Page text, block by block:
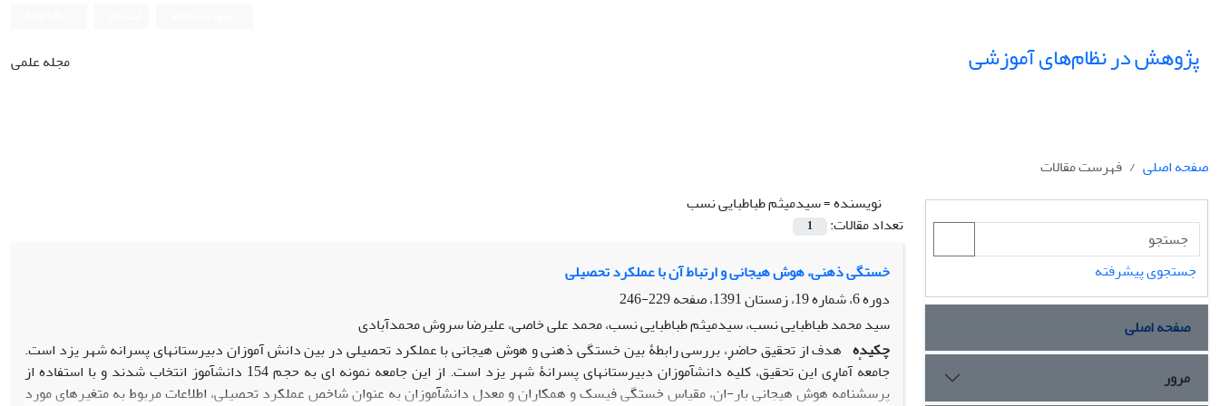
پژوهش در نظام‌های آموزشی مجله علمی
صفحه اصلی
فهرست مقالات
نویسنده =سیدمیثم طباطبایی نسب
تعداد مقالات:
1
خستگی ذهنی، هوش هیجانی و ارتباط آن با عملکرد تحصیلی
دوره 6، شماره 19، زمستان 1391، صفحه
229-246
سید محمد طباطبایی نسب، سیدمیثم طباطبایی نسب، محمد علی خاصی، علیرضا سروش محمدآبادی
چکیده هدف از تحقیق حاضر، بررسی رابطۀ بین خستگی ذهنی و هوش هیجانی با عملکرد تحصیلی در بین دانش ­آموزان دبیرستان­های پسرانه شهر یزد است.
جامعهٔ آماری این تحقیق، کلیهٔ دانش­آموزان دبیرستان­های پسرانۀ شهر یزد است. از این جامعه نمونه ای به حجم 154 دانش­آموز انتخاب شدند و با استفاده از
پرسشنامهٔ هوش هیجانی بار-ان، مقیاس خستگی فیسک و همکاران و معدل دانش­آموزان به عنوان شاخص عملکرد تحصیلی، اطلاعات مربوط به متغیر­های مورد
جستجوی پیشرفته
صفحه اصلی
مرور